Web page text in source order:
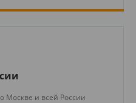
Москве и всей России